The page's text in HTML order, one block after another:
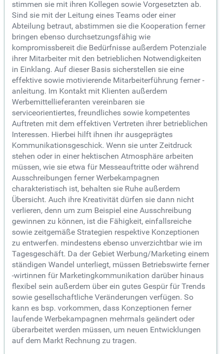
stimmen sie mit ihren Kollegen sowie Vorgesetzten ab.
Sind sie mit der Leitung eines Teams oder einer
Abteilung betraut, abstimmen sie die Kooperation ferner
bringen ebenso durchsetzungsfähig wie
kompromissbereit die Bedürfnisse außerdem Potenziale
ihrer Mitarbeiter mit den betrieblichen Notwendigkeiten
in Einklang. Auf dieser Basis sicherstellen sie eine
effektive sowie motivierende Mitarbeiterführung ferner -
anleitung. Im Kontakt mit Klienten außerdem
Werbemittellieferanten vereinbaren sie
serviceorientiertes, freundliches sowie kompetentes
Auftreten mit dem effektiven Vertreten ihrer betrieblichen
Interessen. Hierbei hilft ihnen ihr ausgeprägtes
Kommunikationsgeschick. Wenn sie unter Zeitdruck
stehen oder in einer hektischen Atmosphäre arbeiten
müssen, wie sie etwa für Messeauftritte oder während
Ausschreibungen ferner Werbekampagnen
charakteristisch ist, behalten sie Ruhe außerdem
Übersicht. Auch ihre Kreativität dürfen sie dann nicht
verlieren, denn um zum Beispiel eine Ausschreibung
gewinnen zu können, ist die Fähigkeit, einfallsreiche
sowie zeitgemäße Strategien respektive Konzeptionen
zu entwerfen. mindestens ebenso unverzichtbar wie im
Tagesgeschäft. Da der Gebiet Werbung/Marketing einem
ständigen Wandel unterliegt, müssen Betriebswirte ferner
-wirtinnen für Marketingkommunikation darüber hinaus
flexibel sein außerdem über ein gutes Gespür für Trends
sowie gesellschaftliche Veränderungen verfügen. So
kann es bsp. vorkommen, dass Konzeptionen ferner
laufende Werbekampagnen mehrmals geändert oder
überarbeitet werden müssen, um neuen Entwicklungen
auf dem Markt Rechnung zu tragen.